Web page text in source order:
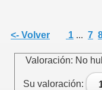
<- Volver 1 ... 7
Valoración: No
Su valoración: